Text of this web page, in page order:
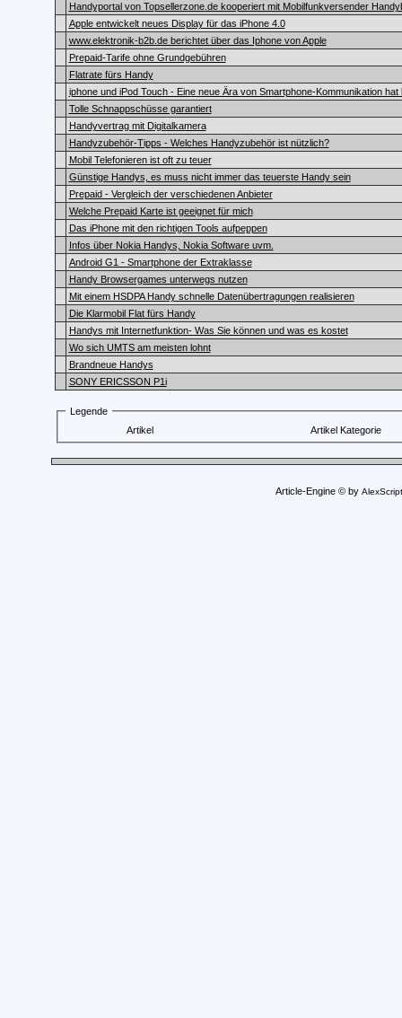
Handyportal von Topsellerzone.de kooperiert mit Mobilfunkversender
Apple entwickelt neues Display für das iPhone 4.0
www.elektronik-b2b.de berichtet über das Iphone von Apple
Prepaid-Tarife ohne Grundgebühren
Flatrate fürs Handy
iphone und iPod Touch - Eine neue Ära von Smartphone-Kommunikation hat
Tolle Schnappschüsse garantiert
Handyvertrag mit Digitalkamera
Handyzubehör-Tipps - Welches Handyzubehör ist nützlich?
Mobil Telefonieren ist oft zu teuer
Günstige Handys, es muss nicht immer das teuerste Handy sein
Prepaid - Vergleich der verschiedenen Anbieter
Welche Prepaid Karte ist geeignet für mich
Das iPhone mit den richtigen Tools aufpeppen
Infos über Nokia Handys, Nokia Software uvm.
Android G1 - Smartphone der Extraklasse
Handy Browsergames unterwegs nutzen
Mit einem HSDPA Handy schnelle Datenübertragungen realisieren
Die Klarmobil Flat fürs Handy
Handys mit Internetfunktion- Was Sie können und was es kostet
Wo sich UMTS am meisten lohnt
Brandneue Handys
SONY ERICSSON P1i
Legende
Artikel
Artikel Kategorie
Article-Engine © by